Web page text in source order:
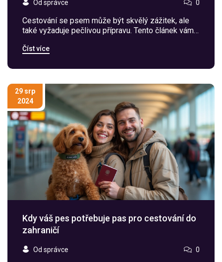
Od správce 0
Cestování se psem může být skvělý zážitek, ale
také vyžaduje pečlivou přípravu. Tento článek vám
leteckou cestu. Od výběru správné přepravky až po
zde.
Číst více
29 srp
2024
Kdy váš pes potřebuje pas pro cestování do
zahraničí
Od správce 0